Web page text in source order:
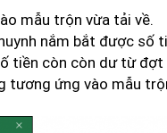
mẫu trộn vừa tải về.
nắm bắt được số
tiền còn còn dư từ đợt
tương ứng vào mẫu